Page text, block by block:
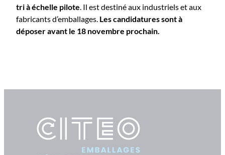
tri à échelle pilote . Il est destiné aux industriels et aux
fabricants d’emballages. Les candidatures sont à
déposer avant le 18 novembre prochain.